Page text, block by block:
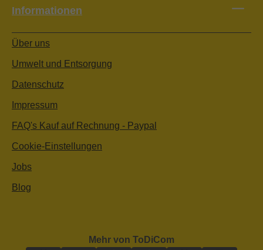
Informationen
Über uns
Umwelt und Entsorgung
Datenschutz
Impressum
FAQ's Kauf auf Rechnung - Paypal
Cookie-Einstellungen
Jobs
Blog
Mehr von ToDiCom